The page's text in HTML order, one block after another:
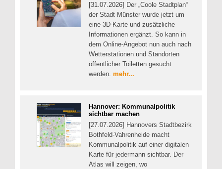
[31.07.2026] Der „Coole Stadtplan“
der Stadt Münster wurde jetzt um
eine 3D-Karte und zusätzliche
Informationen ergänzt. So kann in
dem Online-Angebot nun auch nach
Wetterstationen und Standorten
öffentlicher Toiletten gesucht
werden. mehr...
Hannover: Kommunalpolitik
sichtbar machen
[27.07.2026] Hannovers Stadtbezirk
Bothfeld-Vahrenheide macht
Kommunalpolitik auf einer digitalen
Karte für jedermann sichtbar. Der
Atlas will zeigen, wo